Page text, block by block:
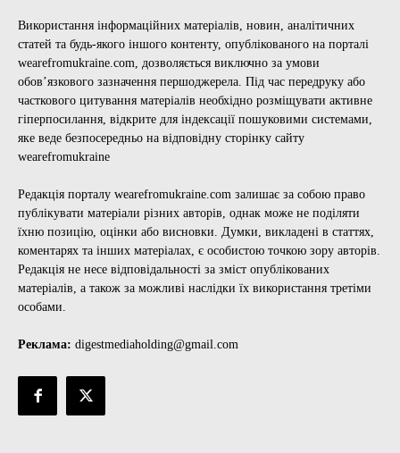
Використання інформаційних матеріалів, новин, аналітичних
статей та будь-якого іншого контенту, опублікованого на порталі
wearefromukraine.com, дозволяється виключно за умови
обов’язкового зазначення першоджерела. Під час передруку або
часткового цитування матеріалів необхідно розміщувати активне
гіперпосилання, відкрите для індексації пошуковими системами,
яке веде безпосередньо на відповідну сторінку сайту
wearefromukraine
Редакція порталу wearefromukraine.com залишає за собою право
публікувати матеріали різних авторів, однак може не поділяти
їхню позицію, оцінки або висновки. Думки, викладені в статтях,
коментарях та інших матеріалах, є особистою точкою зору авторів.
Редакція не несе відповідальності за зміст опублікованих
матеріалів, а також за можливі наслідки їх використання третіми
особами.
Реклама: digestmediaholding@gmail.com